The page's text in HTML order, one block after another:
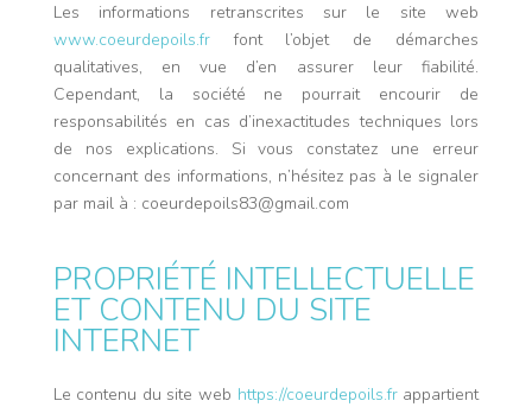
Les informations retranscrites sur le site web
www.coeurdepoils.frfont l’objet de démarches
qualitatives, en vue d’en assurer leur fiabilité.
Cependant, la société ne pourrait encourir de
responsabilités en cas d’inexactitudes techniques lors
de nos explications. Si vous constatez une erreur
concernant des informations, n’hésitez pas à le signaler
par mail à : coeurdepoils83@gmail.com
PROPRIÉTÉ INTELLECTUELLE
ET CONTENU DU SITE
INTERNET
Le contenu du site web https://coeurdepoils.frappartient